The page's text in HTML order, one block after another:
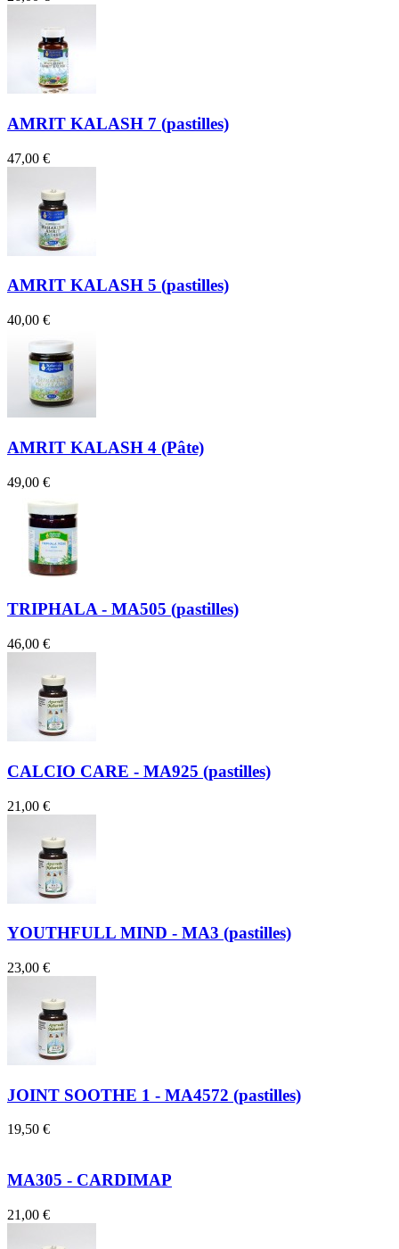
AMRIT KALASH 7 (pastilles)
47,00 €
AMRIT KALASH 5 (pastilles)
40,00 €
AMRIT KALASH 4 (Pâte)
49,00 €
TRIPHALA - MA505 (pastilles)
46,00 €
CALCIO CARE - MA925 (pastilles)
21,00 €
YOUTHFULL MIND - MA3 (pastilles)
23,00 €
JOINT SOOTHE 1 - MA4572 (pastilles)
19,50 €
MA305 - CARDIMAP
21,00 €